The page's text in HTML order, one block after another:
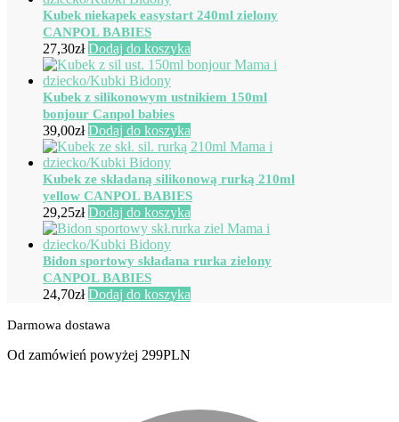
Kubek niekapek easystart 240ml zielony
CANPOL BABIES
27,30zł Dodaj do koszyka
Kubek z silikonowym ustnikiem 150ml
bonjour Canpol babies
39,00zł Dodaj do koszyka
Kubek ze składaną silikonową rurką 210ml
yellow CANPOL BABIES
29,25zł Dodaj do koszyka
Bidon sportowy składana rurka zielony
CANPOL BABIES
24,70zł Dodaj do koszyka
Darmowa dostawa
Od zamówień powyżej 299PLN